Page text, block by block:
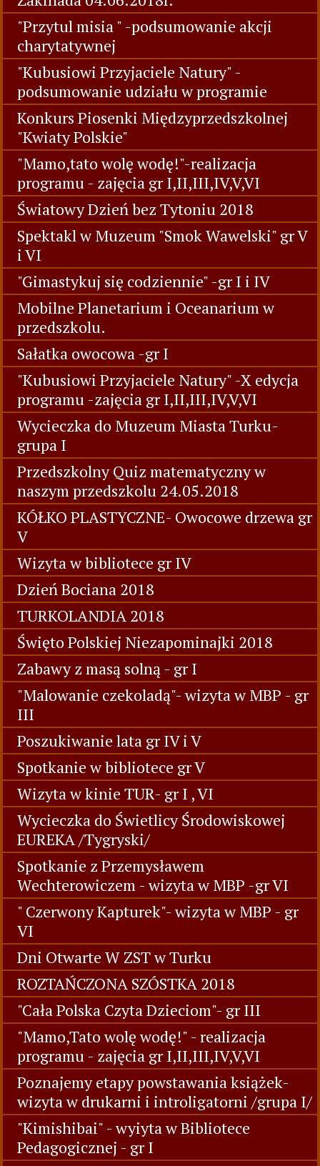
"Przytul misia " -podsumowanie akcji
charytatywnej
"Kubusiowi Przyjaciele Natury" -
podsumowanie udziału w programie
Konkurs Piosenki Międzyprzedszkolnej
"Kwiaty Polskie"
"Mamo,tato wolę wodę!"-realizacja
programu - zajęcia gr I,II,III,IV,V,VI
Światowy Dzień bez Tytoniu 2018
Spektakl w Muzeum "Smok Wawelski" gr V
i VI
"Gimastykuj się codziennie" -gr I i IV
Mobilne Planetarium i Oceanarium w
przedszkolu.
Sałatka owocowa -gr I
"Kubusiowi Przyjaciele Natury" -X edycja
programu -zajęcia gr I,II,III,IV,V,VI
Wycieczka do Muzeum Miasta Turku-
grupa I
Przedszkolny Quiz matematyczny w
naszym przedszkolu 24.05.2018
KÓŁKO PLASTYCZNE- Owocowe drzewa gr
V
Wizyta w bibliotece gr IV
Dzień Bociana 2018
TURKOLANDIA 2018
Święto Polskiej Niezapominajki 2018
Zabawy z masą solną - gr I
"Malowanie czekoladą"- wizyta w MBP - gr
III
Poszukiwanie lata gr IV i V
Spotkanie w bibliotece gr V
Wizyta w kinie TUR- gr I , VI
Wycieczka do Świetlicy Środowiskowej
EUREKA /Tygryski/
Spotkanie z Przemysławem
Wechterowiczem - wizyta w MBP -gr VI
" Czerwony Kapturek"- wizyta w MBP - gr
VI
Dni Otwarte W ZST w Turku
ROZTAŃCZONA SZÓSTKA 2018
"Cała Polska Czyta Dzieciom"- gr III
"Mamo,Tato wolę wodę!" - realizacja
programu - zajęcia gr I,II,III,IV,V,VI
Poznajemy etapy powstawania książek-
wizyta w drukarni i introligatorni /grupa I/
"Kimishibai" - wyiyta w Bibliotece
Pedagogicznej - gr I